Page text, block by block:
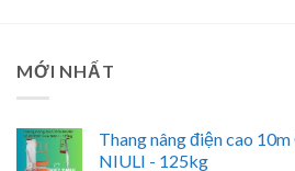
MỚI NHẤT
Thang nâng điện cao
NIULI - 125kg